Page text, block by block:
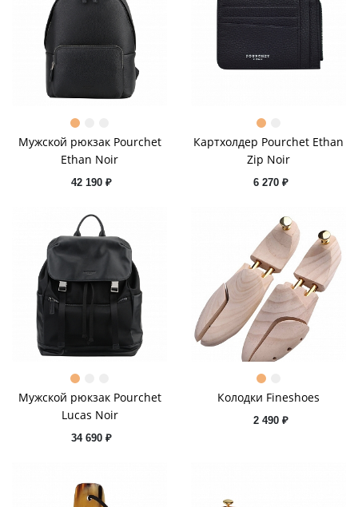
Мужской рюкзак Pourchet
Ethan Noir
42 190 ₽
Картхолдер Pourchet Ethan
Zip Noir
6 270 ₽
Мужской рюкзак Pourchet
Lucas Noir
34 690 ₽
Колодки Fineshoes
2 490 ₽